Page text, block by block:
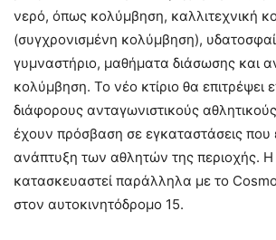
νερό, όπως κολύμβηση, καλλιτεχνική
(συγχρονισμένη κολύμβηση),
γυμναστήριο, μαθήματα διάσωσης και
κολύμβηση. Το νέο κτίριο θα επιτρέψει
διάφορους ανταγωνιστικούς
έχουν πρόσβαση σε εγκαταστάσεις που
ανάπτυξη των αθλητών της περιοχής.
κατασκευαστεί παράλληλα με το
στον αυτοκινητόδρομο 15.